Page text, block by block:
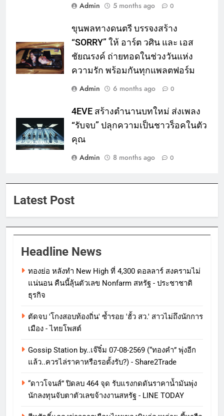
Admin
5 months ago 0
ขุนพลทางดนตรี บรรจงสร้าง
“SORRY” ให้ อาร์ต วศิน และ เอส
ชัยณรงค์ ถ่ายทอดในช่วงวันแห่ง
ความรัก พร้อมกันทุกแพลตฟอร์ม
Admin
6 months ago 0
4EVE สร้างตำนานบทใหม่ ส่งเพลง
“รับจบ” ปลุกความเป็นชาวร็อคในตัว
คุณ
Admin
8 months ago 0
Latest Post
Headline News
ทองย่อ หลังทำ New High ที่ 4,300 ดอลลาร์ สงครามไม่
แน่นอน คืนนี้ลุ้นตัวเลข Nonfarm สหรัฐ - ประชาชาติ
ธุรกิจ
ตัดจบ 'โกงสอบท้องถิ่น' ซ้ำรอย 'ฮั้ว สว.' สาวไม่ถึงนักการ
เมือง - ไทยโพสต์
Gossip Station by..เจ๊จิ๋ม 07-08-2569 (“ทองคำ” พุ่งอีก
แล้ว..ควรไล่ราคาหรือรอตั้งรับ?) - Share2Trade
“ดาวโจนส์” ปิดลบ 464 จุด รับแรงกดดันราคาน้ำมันพุ่ง
นักลงทุนจับตาตัวเลขจ้างงานสหรัฐ - LINE TODAY